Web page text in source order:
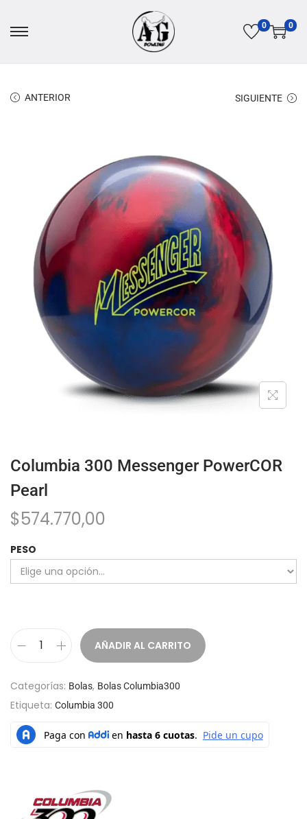
0 0
ANTERIOR SIGUIENTE
Columbia 300 Messenger PowerCOR
Pearl
$574.770,00
PESO
AÑADIR AL CARRITO
Categorías: Bolas, Bolas Columbia300
Etiqueta: Columbia 300